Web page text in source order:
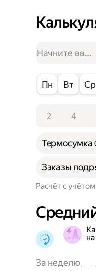
Пн Вт Ср
2 4
Расчёт с
Термосумка
Заказы
За неделю